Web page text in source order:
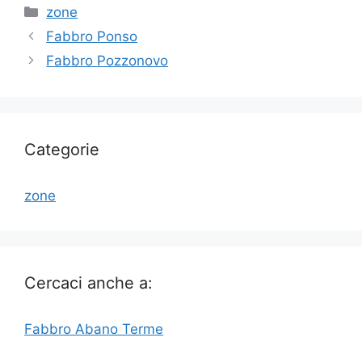
Categorie
zone
Fabbro Ponso
Fabbro Pozzonovo
Categorie
zone
Cercaci anche a:
Fabbro Abano Terme